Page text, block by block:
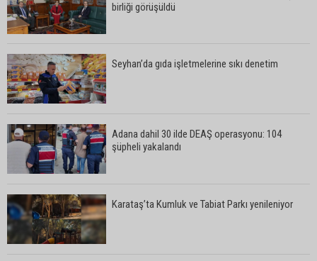
birliği görüşüldü
Seyhan’da gıda işletmelerine sıkı denetim
Adana dahil 30 ilde DEAŞ operasyonu: 104
şüpheli yakalandı
Karataş’ta Kumluk ve Tabiat Parkı yenileniyor